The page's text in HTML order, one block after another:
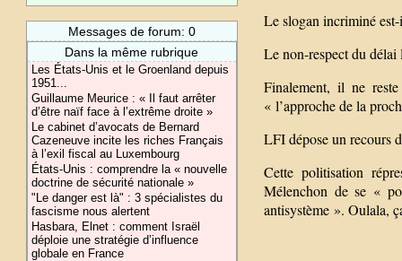
Messages de forum: 0
Dans la même rubrique
Les États-Unis et le Groenland depuis
1951...
Guillaume Meurice : « Il faut arrêter
d’être naïf face à l’extrême droite »
Le cabinet d’avocats de Bernard
Cazeneuve incite les riches Français
à l’exil fiscal au Luxembourg
États-Unis : comprendre la « nouvelle
doctrine de sécurité nationale »
"Le danger est là" : 3 spécialistes du
fascisme nous alertent
Hasbara, Elnet : comment Israël
déploie une stratégie d’influence
globale en France
Le slogan incriminé
Le non-respect du
Finalement, il ne
« l’approche de la
LFI dépose un recours
Cette politisation
Mélenchon de se «
antisystème ». Oulala,